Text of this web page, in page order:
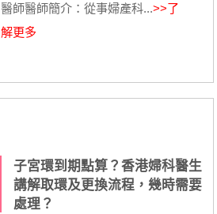
醫師醫師簡介：從事婦產科...>>了
解更多
子宮環到期點算？香港婦科醫生
講解取環及更換流程，幾時需要
處理？